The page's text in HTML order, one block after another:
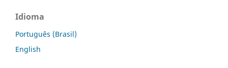
Idioma
Português (Brasil)
English